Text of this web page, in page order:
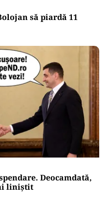
să piardă 11
Deocamdată,
liniștit